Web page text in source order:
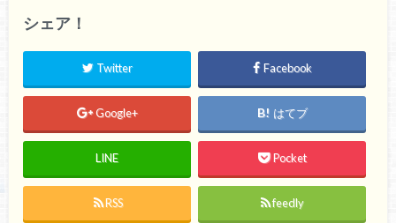
シェア！
Twitter Facebook
Google+ はてブ
LINE Pocket
RSS feedly